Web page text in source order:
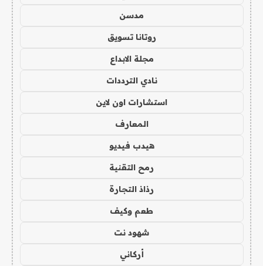
مدسن
روتانا تسويق
مجلة الابداع
نادي الترددات
استشارات اون لاين
المعارف
هيدب فيديو
رمح التقنية
رذاذ التجارة
طعم وكيف
شهود نت
أركاني